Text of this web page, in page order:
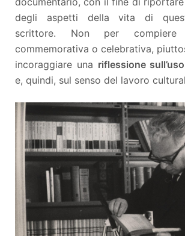
degli aspetti della vita di
scrittore. Non per compiere
commemorativa o celebrativa,
incoraggiare una riflessione
e, quindi, sul senso del lavoro